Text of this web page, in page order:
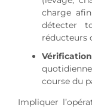
charge
détecter
réducteurs
course du
Impliquer